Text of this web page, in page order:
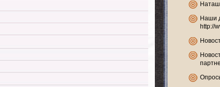
Наши
http://